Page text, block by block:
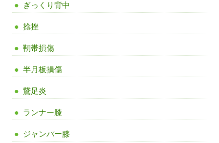
ぎっくり背中
捻挫
靭帯損傷
半月板損傷
鵞足炎
ランナー膝
ジャンパー膝